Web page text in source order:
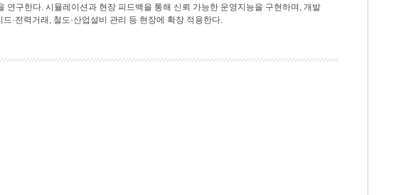
연구한다. 시뮬레이션과 현장 피드백을 통해 신뢰 가능한 운영지능을 구현하며, 개발
·전력거래, 철도·산업설비 관리 등 현장에 확장 적용한다.